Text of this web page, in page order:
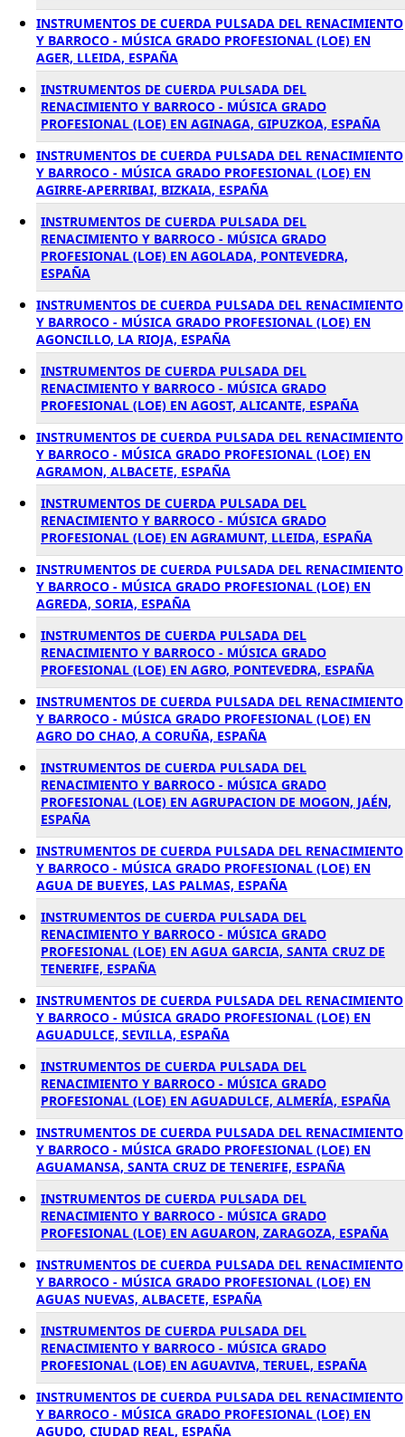
INSTRUMENTOS DE CUERDA PULSADA DEL RENACIMIENTO
Y BARROCO - MÚSICA GRADO PROFESIONAL (LOE) EN
AGER, LLEIDA, ESPAÑA
INSTRUMENTOS DE CUERDA PULSADA DEL
RENACIMIENTO Y BARROCO - MÚSICA GRADO
PROFESIONAL (LOE) EN AGINAGA, GIPUZKOA, ESPAÑA
INSTRUMENTOS DE CUERDA PULSADA DEL RENACIMIENTO
Y BARROCO - MÚSICA GRADO PROFESIONAL (LOE) EN
AGIRRE-APERRIBAI, BIZKAIA, ESPAÑA
INSTRUMENTOS DE CUERDA PULSADA DEL
RENACIMIENTO Y BARROCO - MÚSICA GRADO
PROFESIONAL (LOE) EN AGOLADA, PONTEVEDRA,
ESPAÑA
INSTRUMENTOS DE CUERDA PULSADA DEL RENACIMIENTO
Y BARROCO - MÚSICA GRADO PROFESIONAL (LOE) EN
AGONCILLO, LA RIOJA, ESPAÑA
INSTRUMENTOS DE CUERDA PULSADA DEL
RENACIMIENTO Y BARROCO - MÚSICA GRADO
PROFESIONAL (LOE) EN AGOST, ALICANTE, ESPAÑA
INSTRUMENTOS DE CUERDA PULSADA DEL RENACIMIENTO
Y BARROCO - MÚSICA GRADO PROFESIONAL (LOE) EN
AGRAMON, ALBACETE, ESPAÑA
INSTRUMENTOS DE CUERDA PULSADA DEL
RENACIMIENTO Y BARROCO - MÚSICA GRADO
PROFESIONAL (LOE) EN AGRAMUNT, LLEIDA, ESPAÑA
INSTRUMENTOS DE CUERDA PULSADA DEL RENACIMIENTO
Y BARROCO - MÚSICA GRADO PROFESIONAL (LOE) EN
AGREDA, SORIA, ESPAÑA
INSTRUMENTOS DE CUERDA PULSADA DEL
RENACIMIENTO Y BARROCO - MÚSICA GRADO
PROFESIONAL (LOE) EN AGRO, PONTEVEDRA, ESPAÑA
INSTRUMENTOS DE CUERDA PULSADA DEL RENACIMIENTO
Y BARROCO - MÚSICA GRADO PROFESIONAL (LOE) EN
AGRO DO CHAO, A CORUÑA, ESPAÑA
INSTRUMENTOS DE CUERDA PULSADA DEL
RENACIMIENTO Y BARROCO - MÚSICA GRADO
PROFESIONAL (LOE) EN AGRUPACION DE MOGON, JAÉN,
ESPAÑA
INSTRUMENTOS DE CUERDA PULSADA DEL RENACIMIENTO
Y BARROCO - MÚSICA GRADO PROFESIONAL (LOE) EN
AGUA DE BUEYES, LAS PALMAS, ESPAÑA
INSTRUMENTOS DE CUERDA PULSADA DEL
RENACIMIENTO Y BARROCO - MÚSICA GRADO
PROFESIONAL (LOE) EN AGUA GARCIA, SANTA CRUZ DE
TENERIFE, ESPAÑA
INSTRUMENTOS DE CUERDA PULSADA DEL RENACIMIENTO
Y BARROCO - MÚSICA GRADO PROFESIONAL (LOE) EN
AGUADULCE, SEVILLA, ESPAÑA
INSTRUMENTOS DE CUERDA PULSADA DEL
RENACIMIENTO Y BARROCO - MÚSICA GRADO
PROFESIONAL (LOE) EN AGUADULCE, ALMERÍA, ESPAÑA
INSTRUMENTOS DE CUERDA PULSADA DEL RENACIMIENTO
Y BARROCO - MÚSICA GRADO PROFESIONAL (LOE) EN
AGUAMANSA, SANTA CRUZ DE TENERIFE, ESPAÑA
INSTRUMENTOS DE CUERDA PULSADA DEL
RENACIMIENTO Y BARROCO - MÚSICA GRADO
PROFESIONAL (LOE) EN AGUARON, ZARAGOZA, ESPAÑA
INSTRUMENTOS DE CUERDA PULSADA DEL RENACIMIENTO
Y BARROCO - MÚSICA GRADO PROFESIONAL (LOE) EN
AGUAS NUEVAS, ALBACETE, ESPAÑA
INSTRUMENTOS DE CUERDA PULSADA DEL
RENACIMIENTO Y BARROCO - MÚSICA GRADO
PROFESIONAL (LOE) EN AGUAVIVA, TERUEL, ESPAÑA
INSTRUMENTOS DE CUERDA PULSADA DEL RENACIMIENTO
Y BARROCO - MÚSICA GRADO PROFESIONAL (LOE) EN
AGUDO, CIUDAD REAL, ESPAÑA